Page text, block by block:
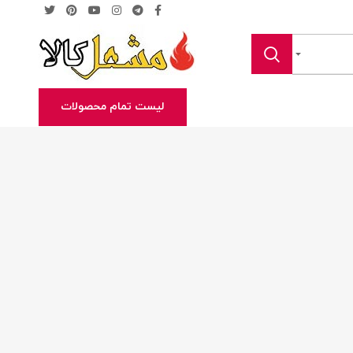
لیست تمام محصولات